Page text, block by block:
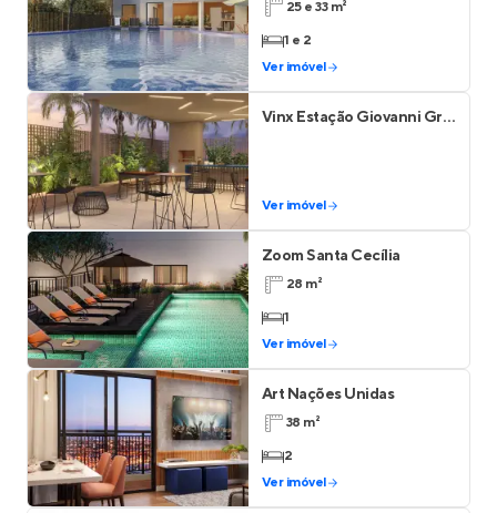
25 e 33 m²
1 e 2
Ver imóvel
Vinx Estação Giovanni Gronchi
Ver imóvel
Zoom Santa Cecília
28 m²
1
Ver imóvel
Art Nações Unidas
38 m²
2
Ver imóvel